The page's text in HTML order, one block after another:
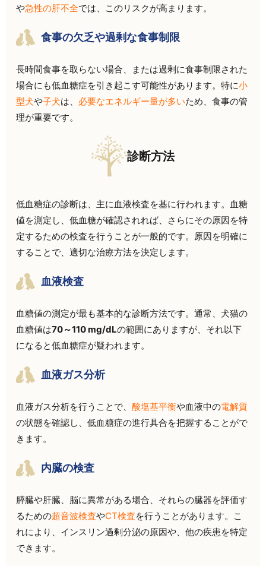
や急性の肝不全では、このリスクが高まります。
食事の欠乏や過剰な食事制限
長時間食事を取らない場合、または過剰に食事制限された
場合にも低血糖症を引き起こす可能性があります。特に小
型犬や子犬は、 必要なエネルギー量が多いため、食事の管
理が重要です。
診断方法
低血糖症の診断は、主に血液検査を基に行われます。血糖
値を測定し、低血糖が確認されれば、さらにその原因を特
定するための検査を行うことが一般的です。原因を明確に
することで、適切な治療方法を決定します。
血液検査
血糖値の測定が最も基本的な診断方法です。通常、犬猫の
血糖値は70～110 mg/dLの範囲にありますが、それ以下
になると低血糖症が疑われます。
血液ガス分析
血液ガス分析を行うことで、酸塩基平衡や血液中の電解質
の状態を確認し、低血糖症の進行具合を把握することがで
きます。
内臓の検査
膵臓や肝臓、脳に異常がある場合、それらの臓器を評価す
るための超音波検査やCT検査を行うことがあります。こ
れにより、インスリン過剰分泌の原因や、他の疾患を特定
できます。